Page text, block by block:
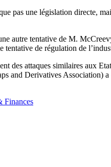
pas une législation directe,
autre tentative de M.
tentative de régulation de
des attaques similaires aux
and Derivatives Association)
Finances